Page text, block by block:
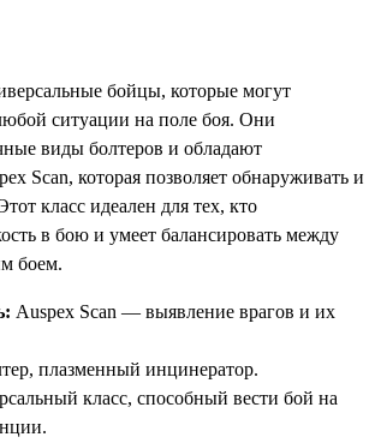
бойцы, которые могут
ситуации на поле боя. Они
виды болтеров и обладают
Scan, которая позволяет обнаруживать и
класс идеален для тех, кто
в бою и умеет балансировать между
боем.
Auspex Scan — выявление врагов и их
плазменный инцинератор.
класс, способный вести бой на